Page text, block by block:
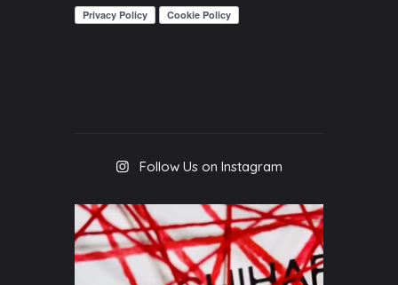
Follow Us on Instagram